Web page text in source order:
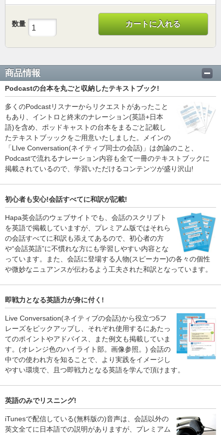
数量 カートに入れる
商品情報
Podcastの台本を丸ごと収納したテキストブック!
多くのPodcastリスナーからリクエストがあったこと
もあり、イントロと終末のナレーション(英語+日本
語)を含め、ポッドキャストの台本をまるごと記載し
たテキストブッックをご用意いたしました。メインの
「LIve Conversation(ネイティブ同士の会話)」は勿論のこと、
Podcastで流れるナレーション内容も全て一冊のテキストブックに
掲載されているので、学習いただけるコンテンツが盛り沢山!
初心者も安心!会話すべてに和訳が記載!
Hapa英会話のウェブサイトでも、会話のスクリプト
を英語で掲載していますが、プレミアム版ではそれら
の会話すべてに和訳も添えてあるので、初心者の方
や“会話英語”に不慣れな方にも学習しやすい内容とな
っています。また、会話に登場する人物(スピーカー)の各々の個性
や微妙なニュアンスが伝わるよう工夫された和訳となっています。
即戦力となる英語力が身に付く!
Live Conversation(ネイティブの会話)から役立つ5フ
レーズをピックアップし、それぞれ使用するにあたっ
てのポイントやアドバイス、また例文も掲載していま
す。(オレンジ色のハイライト部。画像参照。) 会話の
中での使われ方を知ることで、より実践をイメージし
やすい環境で、且つ即戦力となる英語を学んで頂けます。
英語のみでリスニング!
iTunesで配信している(無料版の)音声は、会話以外の
英文全てに日本語での説明がありますが、プレミアム